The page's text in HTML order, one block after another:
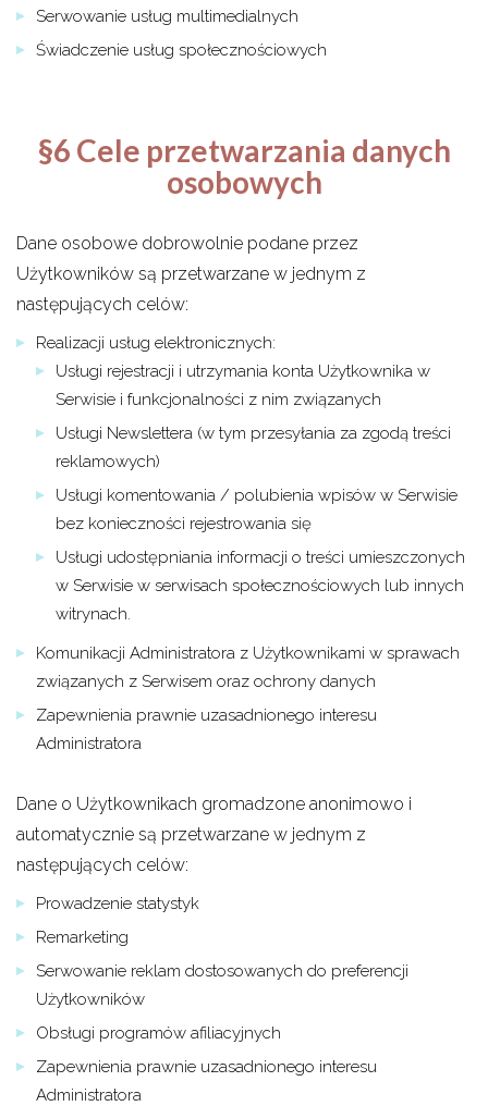
Serwowanie usług multimedialnych
Świadczenie usług społecznościowych
§6 Cele przetwarzania danych
osobowych
Dane osobowe dobrowolnie podane przez
Użytkowników są przetwarzane w jednym z
następujących celów:
Realizacji usług elektronicznych:
Usługi rejestracji i utrzymania konta Użytkownika w
Serwisie i funkcjonalności z nim związanych
Usługi Newslettera (w tym przesyłania za zgodą treści
reklamowych)
Usługi komentowania / polubienia wpisów w Serwisie
bez konieczności rejestrowania się
Usługi udostępniania informacji o treści umieszczonych
w Serwisie w serwisach społecznościowych lub innych
witrynach.
Komunikacji Administratora z Użytkownikami w sprawach
związanych z Serwisem oraz ochrony danych
Zapewnienia prawnie uzasadnionego interesu
Administratora
Dane o Użytkownikach gromadzone anonimowo i
automatycznie są przetwarzane w jednym z
następujących celów:
Prowadzenie statystyk
Remarketing
Serwowanie reklam dostosowanych do preferencji
Użytkowników
Obsługi programów afiliacyjnych
Zapewnienia prawnie uzasadnionego interesu
Administratora